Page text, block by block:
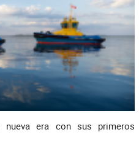
nueva era con sus primeros